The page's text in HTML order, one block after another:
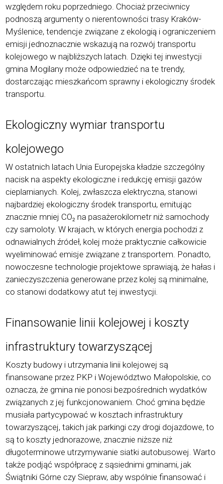
względem roku poprzedniego. Chociaż przeciwnicy
podnoszą argumenty o nierentowności trasy Kraków-
Myślenice, tendencje związane z ekologią i ograniczeniem
emisji jednoznacznie wskazują na rozwój transportu
kolejowego w najbliższych latach. Dzięki tej inwestycji
gmina Mogilany może odpowiedzieć na te trendy,
dostarczając mieszkańcom sprawny i ekologiczny środek
transportu.
Ekologiczny wymiar transportu
kolejowego
W ostatnich latach Unia Europejska kładzie szczególny
nacisk na aspekty ekologiczne i redukcję emisji gazów
cieplarnianych. Kolej, zwłaszcza elektryczna, stanowi
najbardziej ekologiczny środek transportu, emitując
znacznie mniej CO₂ na pasażerokilometr niż samochody
czy samoloty. W krajach, w których energia pochodzi z
odnawialnych źródeł, kolej może praktycznie całkowicie
wyeliminować emisje związane z transportem. Ponadto,
nowoczesne technologie projektowe sprawiają, że hałas i
zanieczyszczenia generowane przez kolej są minimalne,
co stanowi dodatkowy atut tej inwestycji.
Finansowanie linii kolejowej i koszty
infrastruktury towarzyszącej
Koszty budowy i utrzymania linii kolejowej są
finansowane przez PKP i Województwo Małopolskie, co
oznacza, że gmina nie ponosi bezpośrednich wydatków
związanych z jej funkcjonowaniem. Choć gmina będzie
musiała partycypować w kosztach infrastruktury
towarzyszącej, takich jak parkingi czy drogi dojazdowe, to
są to koszty jednorazowe, znacznie niższe niż
długoterminowe utrzymywanie siatki autobusowej. Warto
także podjąć współpracę z sąsiednimi gminami, jak
Świątniki Górne czy Siepraw, aby wspólnie finansować i